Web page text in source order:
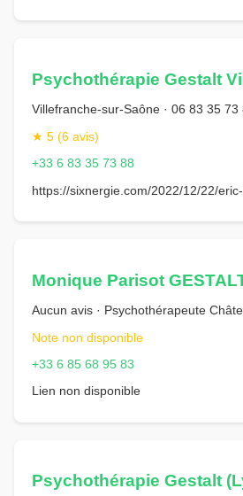
Psychothérapie Gestalt
Villefranche-sur-Saône · 06 83 35
★ 5 (6 avis)
+33 6 83 35 73 88
https://sixnergie.com/2022/12/22/
Monique Parisot
Aucun avis · Psychothérapeute
Note non disponible
+33 6 85 68 95 83
Lien non disponible
Psychothérapie Gestalt